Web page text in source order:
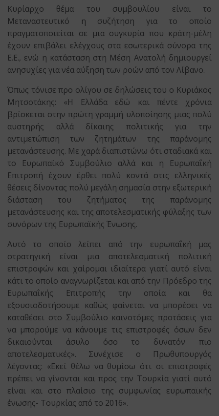
Κυρίαρχο θέμα του συμβουλίου είναι το
Μεταναστευτικό η συζήτηση για το οποίο
πραγματοποιείται σε μια συγκυρία που κράτη-μέλη
έχουν επιβάλει ελέγχους στα εσωτερικά σύνορα της
Ε.Ε., ενώ η κατάσταση στη Μέση Ανατολή δημιουργεί
ανησυχίες για νέα αύξηση των ροών από τον Λίβανο.
Όπως τόνισε προ ολίγου σε δηλώσεις του ο Κυριάκος
Μητσοτάκης: «Η Ελλάδα εδώ και πέντε χρόνια
βρίσκεται στην πρώτη γραμμή υλοποίησης μιας πολύ
αυστηρής αλλά δίκαιης πολιτικής για την
αντιμετώπιση των ζητημάτων της παράνομης
μετανάστευσης. Με χαρά διαπιστώνω ότι σταδιακά και
το Ευρωπαϊκό Συμβούλιο αλλά και η Ευρωπαΐκή
Επιτροπή έχουν έρθει πολύ κοντά στις ελληνικές
θέσεις δίνοντας πολύ μεγάλη σημασία στην εξωτερική
διάσταση του ζητήματος της παράνομης
μετανάστευσης και της αποτελεσματικής φύλαξης των
συνόρων της Ευρωπαϊκής Ένωσης.
Αυτό το οποίο λείπει από την ευρωπαΐκή μας
στρατηγική είναι μια αποτελεσματική πολιτική
επιστροφών και χαίρομαι ιδιαίτερα γιατί αυτό είναι
κάτι το οποίο αναγνωρίζεται και από την Πρόεδρο της
Ευρωπαΐκής Επιτροπής την οποία και θα
εξουσιοδοτήσουμε καθώς φαίνεται να μπορέσει να
καταθέσει στο Συμβούλιο καινοτόμες προτάσεις για
να μπορούμε να κάνουμε τις επιστροφές όσων δεν
δικαιούνται άσυλο όσο το δυνατόν πιο
αποτελεσματικές». Συνέχισε ο Πρωθυπουργός
λέγοντας: «Εκεί θέλω να θυμίσω ότι οι επιστροφές
πρέπει να γίνονται και προς την Τουρκία γιατί αυτό
είναι και στο πλαίσιο της συμφωνίας ευρωπαϊκής
ένωσης- Τουρκίας από το 2016».